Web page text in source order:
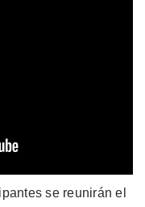
se reunirán el